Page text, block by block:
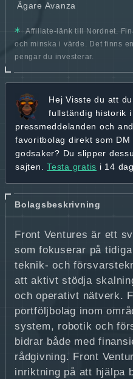
Ägare Avanza
Affiliate-länk till Nordnet.
och minska i värde. Det finns
pengar du investerar.
Hej Visste du att
fullständig historik
pressmeddelanden och
favoritbolag direkt som
godsaker? Du slipper
sajten. Testa gratis i 14
Bolagsbeskrivning
Front Ventures är ett
som fokuserar på
teknik- och
att aktivt stödja
och operativt nätverk.
portföljbolag inom
system, robotik och
bidrar både med
rådgivning. Front
inriktning på att hjälpa